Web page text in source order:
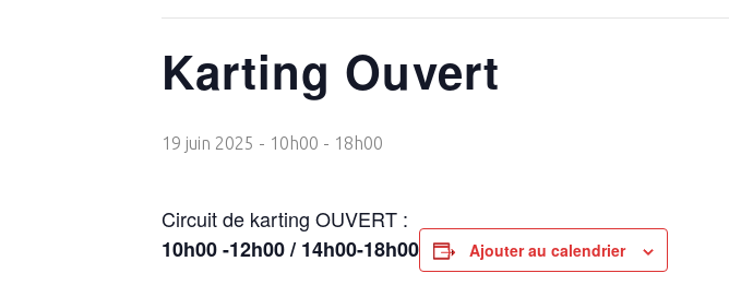
Karting Ouvert
19 juin 2025 - 10h00 - 18h00
Circuit de karting OUVERT :
10h00 -12h00 / 14h00-18h00
Ajouter au calendrier